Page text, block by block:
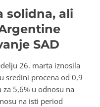
solidna, ali
SAD
26. marta iznosila
sredini procena od 0,9
5,6% u odnosu na
na isti period